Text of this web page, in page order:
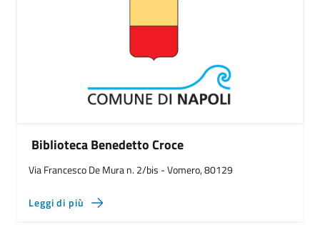
Biblioteca Benedetto Croce
Via Francesco De Mura n. 2/bis - Vomero, 80129
Leggi di più